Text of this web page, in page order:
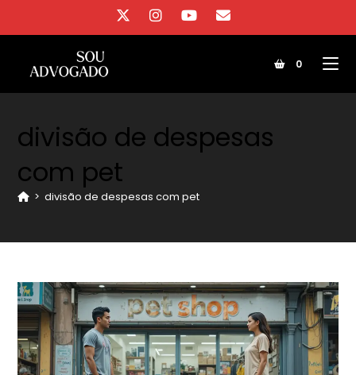
conteúdo
0
divisão de despesas
com pet
> divisão de despesas com pet